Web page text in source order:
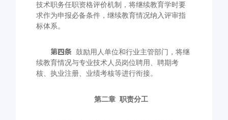
技术职务任职资格评价机制，将继续教育学时要
求作为申报必备条件，继续教育情况纳入评审指
标体系。
第四条 鼓励用人单位和行业主管部门，将继
续教育情况与专业技术人员岗位聘用、聘期考
核、执业注册、业绩考核等进行衔接。
第二章 职责分工